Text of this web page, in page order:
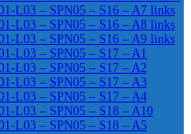
L03 – SPN05 – S16 – A7 links
L03 – SPN05 – S16 – A8 links
L03 – SPN05 – S16 – A9 links
L03 – SPN05 – S17 – A1
L03 – SPN05 – S17 – A2
L03 – SPN05 – S17 – A3
L03 – SPN05 – S17 – A4
L03 – SPN05 – S18 – A10
L03 – SPN05 – S18 – A5